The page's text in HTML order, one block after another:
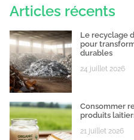
Articles récents
Le recyclage
pour
durables
24 juillet 2026
Consommer
produits
21 juillet 2026